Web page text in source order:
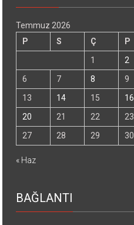
Temmuz 2026
P
S Ç P
1
2
6
7 8 9
13
14 15 16
20
21 22 23
27
28 29 30
« Haz
BAĞLANTI